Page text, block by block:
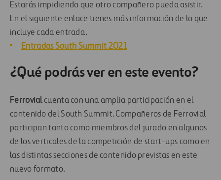
Estarás impidiendo que otro compañero pueda asistir.
En el siguiente enlace tienes más información de lo que
incluye cada entrada.
Entradas South Summit 2021
¿Qué podrás ver en este evento?
Ferrovial cuenta con una amplia participación en el
contenido del South Summit. Compañeros de Ferrovial
participan tanto como miembros del jurado en algunos
de los verticales de la competición de start-ups como en
las distintas secciones de contenido previstas en este
nuevo formato.